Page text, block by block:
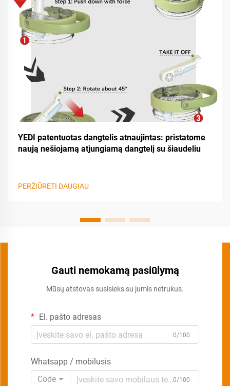
YEDI patentuotas dangtelis atnaujintas: pristatome
naują nešiojamą atjungiamą dangtelį su šiaudeliu
PERŽIŪRĖTI DAUGIAU
Gauti nemokamą pasiūlymą
Mūsų atstovas susisieks su jumis netrukus.
El. pašto adresas
0/100
Whatsapp / mobilusis
Code
0/100